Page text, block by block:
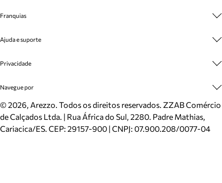
Cashback
Venda Corporativa
Mapa do Site
Inverno
Mundo Arezzo
Franquias
Plano de Negócio
Ajuda e suporte
Cadastro
Meus Pedidos
Trocas e Devoluções
Cartão Presente
Localizador de lojas
Privacidade
Politica e Privacidade
Navegue por
Sapatos
Bolsas
Scarpins
©2026, Arezzo. Todos os direitos reservados. ZZAB Comércio
de Calçados Ltda. | Rua África do Sul, 2280. Padre Mathias,
Cariacica/ES. CEP: 29157-900 | CNPJ: 07.900.208/0077-04